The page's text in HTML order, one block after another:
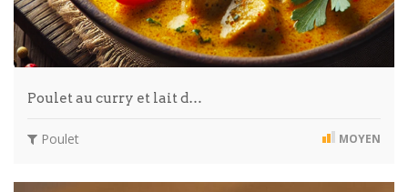
Poulet au curry et lait d…
Poulet MOYEN